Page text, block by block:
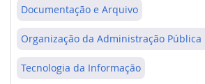
Documentação e Arquivo
Organização da Administração Pública
Tecnologia da Informação